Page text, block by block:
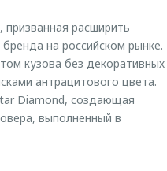
призванная расширить
на российском рынке.
кузова без декоративных
антрацитового цвета.
Diamond, создающая
выполненный в